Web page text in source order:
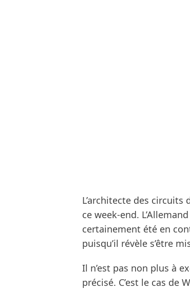
L’architecte des circuits
ce week-end.
certainement été en
puisqu’il révèle s’être
Il n’est pas non plus à
précisé. C’est le cas de